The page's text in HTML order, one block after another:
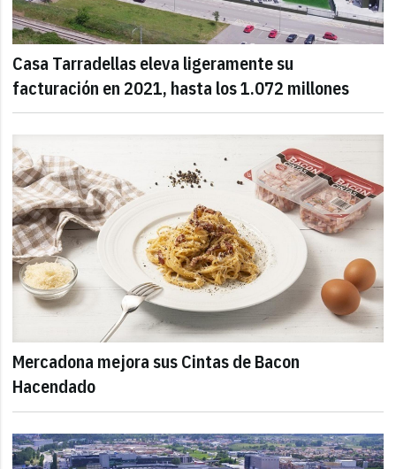
Casa Tarradellas eleva ligeramente su
facturación en 2021, hasta los 1.072 millones
Mercadona mejora sus Cintas de Bacon
Hacendado